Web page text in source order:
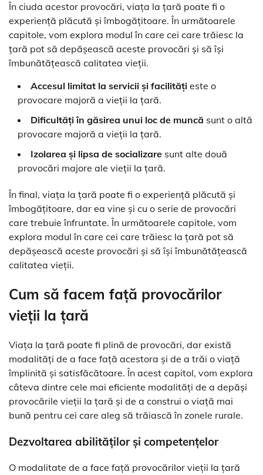
În ciuda acestor provocări, viața la țară poate fi o
experiență plăcută și îmbogățitoare. În următoarele
capitole, vom explora modul în care cei care trăiesc la
țară pot să depășească aceste provocări și să își
îmbunătățească calitatea vieții.
Accesul limitat la servicii și facilități este o
provocare majoră a vieții la țară.
Dificultăți în găsirea unui loc de muncă sunt o altă
provocare majoră a vieții la țară.
Izolarea și lipsa de socializare sunt alte două
provocări majore ale vieții la țară.
În final, viața la țară poate fi o experiență plăcută și
îmbogățitoare, dar ea vine și cu o serie de provocări
care trebuie înfruntate. În următoarele capitole, vom
explora modul în care cei care trăiesc la țară pot să
depășească aceste provocări și să își îmbunătățească
calitatea vieții.
Cum să facem față provocărilor
vieții la țară
Viața la țară poate fi plină de provocări, dar există
modalități de a face față acestora și de a trăi o viață
împlinită și satisfăcătoare. În acest capitol, vom explora
câteva dintre cele mai eficiente modalități de a depăși
provocările vieții la țară și de a construi o viață mai
bună pentru cei care aleg să trăiască în zonele rurale.
Dezvoltarea abilităților și competențelor
O modalitate de a face față provocărilor vieții la țară